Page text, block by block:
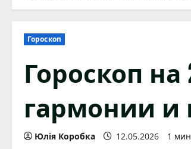
Гороскоп
Гороскоп на
гармонии и
Юлія Коробка 12.05.2026 1